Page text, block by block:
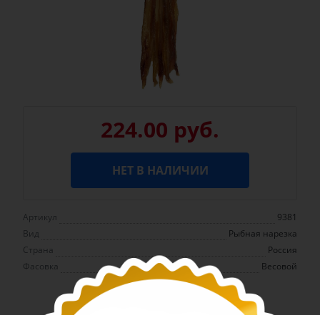
224.00 руб.
НЕТ В НАЛИЧИИ
Артикул
9381
Вид
Рыбная нарезка
Страна
Россия
Фасовка
Весовой